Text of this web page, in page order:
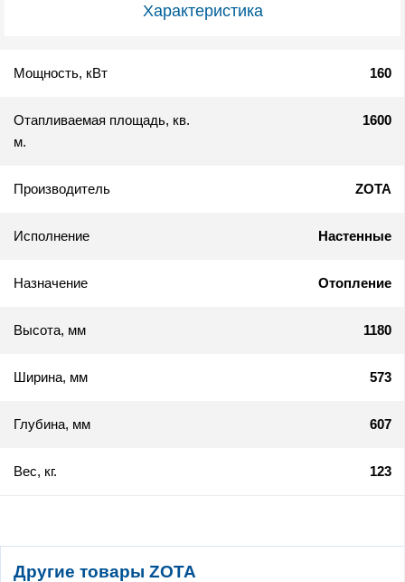
Характеристика
Мощность, кВт 160
Отапливаемая площадь, кв.
м.
1600
Производитель ZOTA
Исполнение Настенные
Назначение Отопление
Высота, мм 1180
Ширина, мм 573
Глубина, мм 607
Вес, кг. 123
Другие товары ZOTA